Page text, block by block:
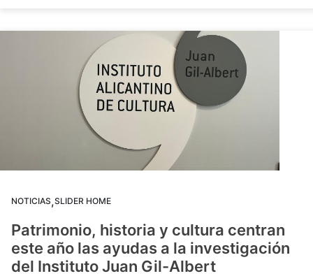
NOTICIAS,SLIDER HOME
Patrimonio, historia y cultura centran
este año las ayudas a la investigación
del Instituto Juan Gil-Albert